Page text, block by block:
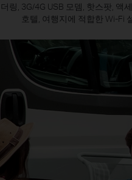
링, 3G/4G USB 모뎀, 핫스팟,
호텔, 여행지에 적합한 Wi-Fi